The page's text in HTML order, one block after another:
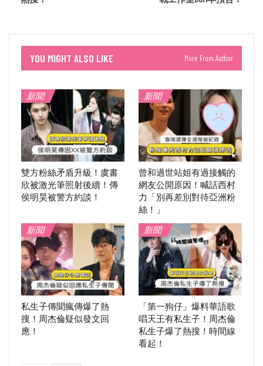
YOU MIGHT ALSO LIKE More From Author
新聞
雙方粉絲矛盾升級！虞書
欣被激光筆照射後續！傳
侯明昊被警方約談！
新聞
曾和過世站姐有過接觸的
網友公開原因！喊話西村
力「別再差別對待亞洲粉
絲！」
新聞
私生子傳聞瘋傳爆了熱
搜！周杰倫疑似發文回
應！
新聞
「第一狗仔」爆料華語歌
唱天王有私生子！周杰倫
私生子爆了熱搜！時間線
看起！